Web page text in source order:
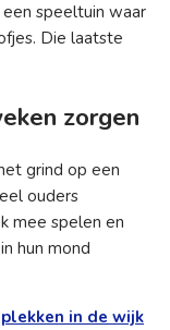
speeltuin waar
Die laatste
zorgen
grind op een
ouders
mee spelen en
hun mond
in de wijk